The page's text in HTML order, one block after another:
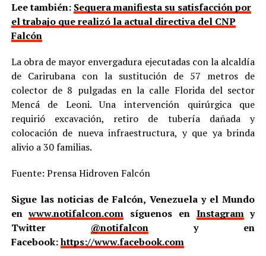
Lee también: Sequera manifiesta su satisfacción por
el trabajo que realizó la actual directiva del CNP
Falcón
La obra de mayor envergadura ejecutadas con la alcaldía
de Carirubana con la sustitución de 57 metros de
colector de 8 pulgadas en la calle Florida del sector
Mencá de Leoni. Una intervención quirúrgica que
requirió excavación, retiro de tubería dañada y
colocación de nueva infraestructura, y que ya brinda
alivio a 30 familias.
Fuente: Prensa Hidroven Falcón
Sigue las noticias de Falcón, Venezuela y el Mundo
enwww.notifalcon.com síguenos en Instagramy
Twitter @notifalcony en
Facebook:https://www.facebook.com